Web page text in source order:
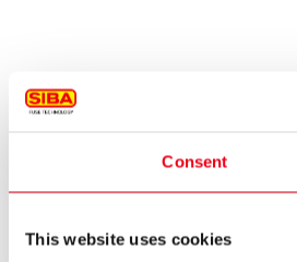
Consent
This website uses cookies